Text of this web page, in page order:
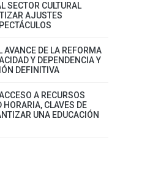
SECTOR CULTURAL
AJUSTES
AVANCE DE LA REFORMA
Y DEPENDENCIA Y
DEFINITIVA
A RECURSOS
HORARIA, CLAVES DE
UNA EDUCACIÓN